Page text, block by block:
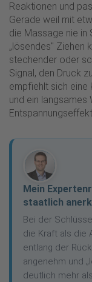
Reaktionen und
Gerade weil mit
die Massage nie in
„lösendes" Ziehen
stechender oder
Signal, den Druck
empfiehlt sich eine
und ein langsames
Mein
staatlich
Bei der
die Kraft als die
entlang der
angenehm und
deutlich mehr